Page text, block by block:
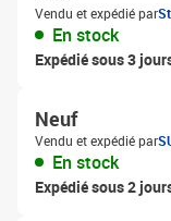
Vendu et expédié par
En stock
Expédié sous 3
Neuf
Vendu et expédié par
En stock
Expédié sous 2